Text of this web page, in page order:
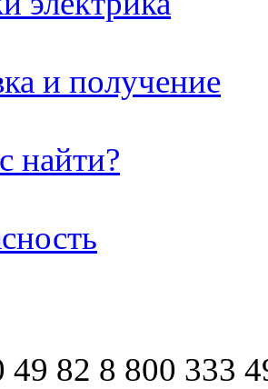
и получение
найти?
49 82 8 800 333